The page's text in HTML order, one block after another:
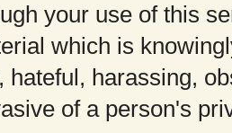
your use of this
which is
hateful, harassing,
of a person's